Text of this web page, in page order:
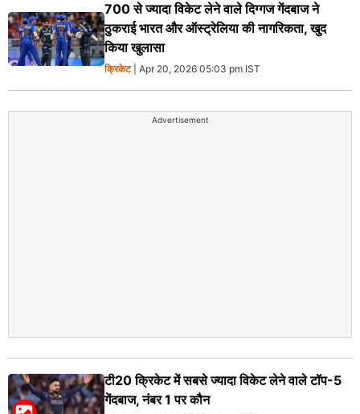
700 से ज्यादा विकेट लेने वाले दिग्गज गेंदबाज ने
ठुकराई भारत और ऑस्ट्रेलिया की नागरिकता, खुद
किया खुलासा
क्रिकेट| Apr 20, 2026 05:03 pm IST
Advertisement
टी20 क्रिकेट में सबसे ज्यादा विकेट लेने वाले टॉप-5
गेंदबाज, नंबर 1 पर कौन